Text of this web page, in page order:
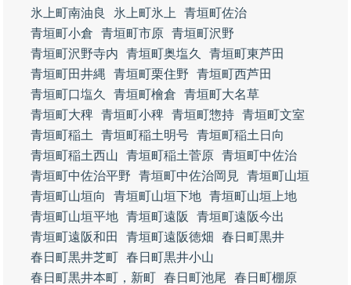
氷上町南油良
氷上町氷上
青垣町佐治
青垣町小倉
青垣町市原 青垣町沢野
青垣町沢野寺内
青垣町奥塩久
青垣町東芦田
青垣町田井縄
青垣町栗住野
青垣町西芦田
青垣町口塩久
青垣町檜倉
青垣町大名草
青垣町大稗 青垣町小稗 青垣町惣持 青垣町文室
青垣町稲土
青垣町稲土明号 青垣町稲土日向
青垣町稲土西山
青垣町稲土菅原 青垣町中佐治
青垣町中佐治平野
青垣町中佐治岡見
青垣町山垣
青垣町山垣向
青垣町山垣下地 青垣町山垣上地
青垣町山垣平地 青垣町遠阪
青垣町遠阪今出
青垣町遠阪和田
青垣町遠阪徳畑
春日町黒井
春日町黒井芝町 春日町黒井小山
春日町黒井本町，新町 春日町池尾
春日町棚原